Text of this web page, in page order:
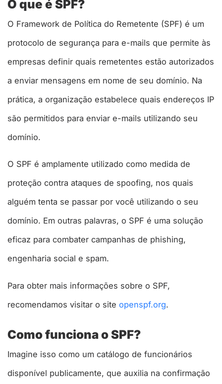
O que é SPF?
O Framework de Política do Remetente (SPF) é um
protocolo de segurança para e-mails que permite às
empresas definir quais remetentes estão autorizados
a enviar mensagens em nome de seu domínio. Na
prática, a organização estabelece quais endereços IP
são permitidos para enviar e-mails utilizando seu
domínio.
O SPF é amplamente utilizado como medida de
proteção contra ataques de spoofing, nos quais
alguém tenta se passar por você utilizando o seu
domínio. Em outras palavras, o SPF é uma solução
eficaz para combater campanhas de phishing,
engenharia social e spam.
Para obter mais informações sobre o SPF,
recomendamos visitar o site openspf.org.
Como funciona o SPF?
Imagine isso como um catálogo de funcionários
disponível publicamente, que auxilia na confirmação